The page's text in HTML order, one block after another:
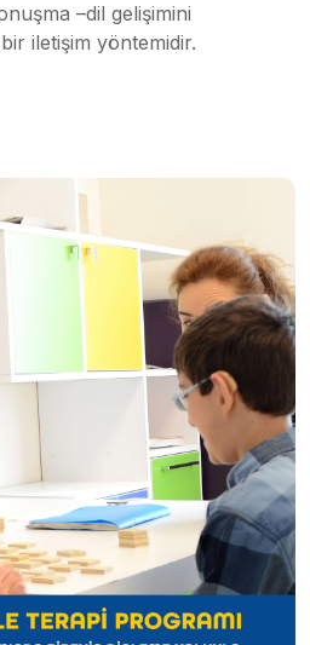
–dil gelişimini
iletişim yöntemidir.